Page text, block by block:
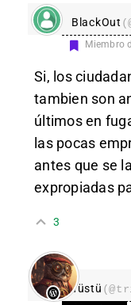
BlackOut
Miembro
Si, los
tambien son
últimos en
las pocas
antes que se
expropiadas
3
Tüstü